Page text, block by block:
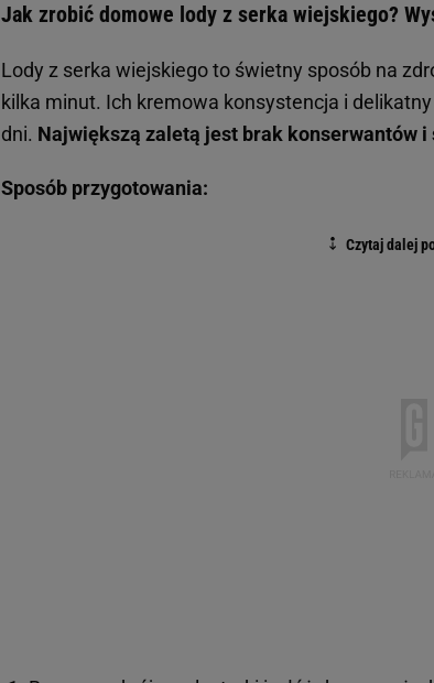
Jak zrobić domowe lody z serka wiejskiego?
Lody z serka wiejskiego to świetny sposób na
kilka minut. Ich kremowa konsystencja i
dni. Największą zaletą jest brak konserwantów i
Sposób przygotowania: